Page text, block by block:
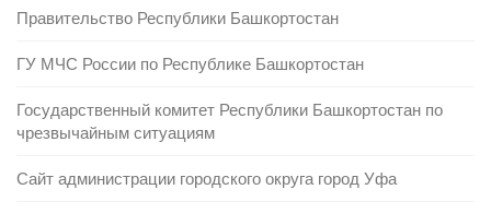
Правительство Республики Башкортостан
ГУ МЧС России по Республике Башкортостан
Государственный комитет Республики Башкортостан по
чрезвычайным ситуациям
Сайт администрации городского округа город Уфа